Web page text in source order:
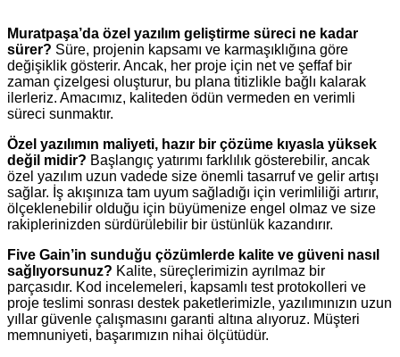
Muratpaşa’da özel yazılım geliştirme süreci ne kadar
sürer? Süre, projenin kapsamı ve karmaşıklığına göre
değişiklik gösterir. Ancak, her proje için net ve şeffaf bir
zaman çizelgesi oluşturur, bu plana titizlikle bağlı kalarak
ilerleriz. Amacımız, kaliteden ödün vermeden en verimli
süreci sunmaktır.
Özel yazılımın maliyeti, hazır bir çözüme kıyasla yüksek
değil midir? Başlangıç yatırımı farklılık gösterebilir, ancak
özel yazılım uzun vadede size önemli tasarruf ve gelir artışı
sağlar. İş akışınıza tam uyum sağladığı için verimliliği artırır,
ölçeklenebilir olduğu için büyümenize engel olmaz ve size
rakiplerinizden sürdürülebilir bir üstünlük kazandırır.
Five Gain’in sunduğu çözümlerde kalite ve güveni nasıl
sağlıyorsunuz? Kalite, süreçlerimizin ayrılmaz bir
parçasıdır. Kod incelemeleri, kapsamlı test protokolleri ve
proje teslimi sonrası destek paketlerimizle, yazılımınızın uzun
yıllar güvenle çalışmasını garanti altına alıyoruz. Müşteri
memnuniyeti, başarımızın nihai ölçütüdür.